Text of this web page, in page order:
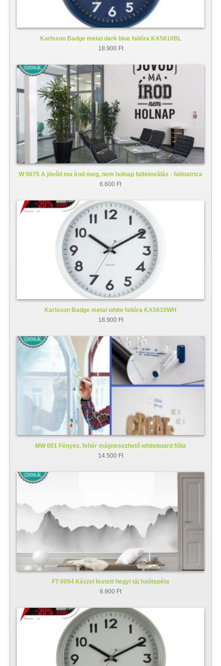
Karlsson Badge metal dark blue falióra KA5610BL
18.900 Ft
W 0675 A jövőd ma írod meg, nem holnap faltetoválás - falmatrica
6.600 Ft
Karlsson Badge metal white falióra KA5610WH
18.900 Ft
MW 001 Fényes, fehér mágnesezhető whiteboard fólia
14.500 Ft
FT 0054 Kézzel festett hegyi táj fotótapéta
8.900 Ft